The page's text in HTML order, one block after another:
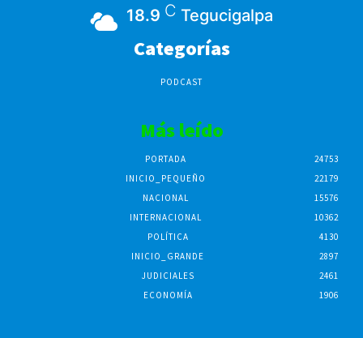
18.9 C Tegucigalpa
Categorías
PODCAST
Más leído
PORTADA
24753
INICIO_PEQUEÑO
22179
NACIONAL
15576
INTERNACIONAL
10362
POLÍTICA
4130
INICIO_GRANDE
2897
JUDICIALES
2461
ECONOMÍA
1906